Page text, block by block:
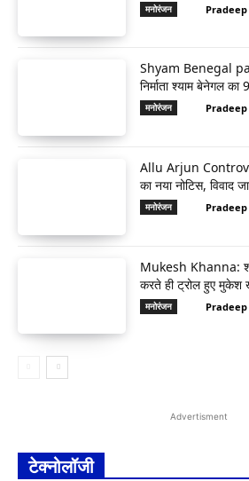
मनोरंजन Pradeep
Shyam Benegal
निर्माता श्याम बेनेगल
मनोरंजन Pradeep
Allu Arjun
का नया नोटिस, विवाद
मनोरंजन Pradeep
Mukesh Khanna:
करते ही ट्रोल हुए
मनोरंजन Pradeep
Advertisment
टेक्नोलॉजी